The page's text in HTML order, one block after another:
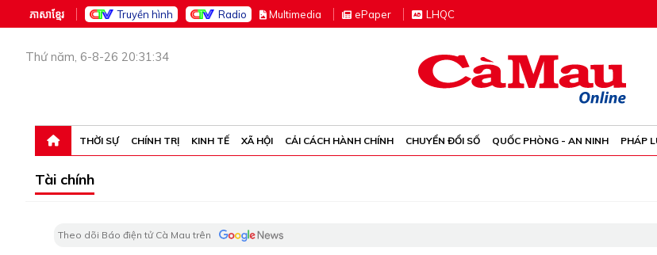
ភាសាខ្មែរ Truyền hình Radio Multimedia ePaper LHQC
Thứ năm, 6-8-26 20:31:34
THỜI SỰ CHÍNH TRỊ KINH TẾ XÃ HỘI CẢI CÁCH HÀNH CHÍNH CHUYỂN ĐỔI SỐ QUỐC PHÒNG - AN NINH PHÁP
Tài chính
Theo dõi Báo điện tử Cà Mau trên